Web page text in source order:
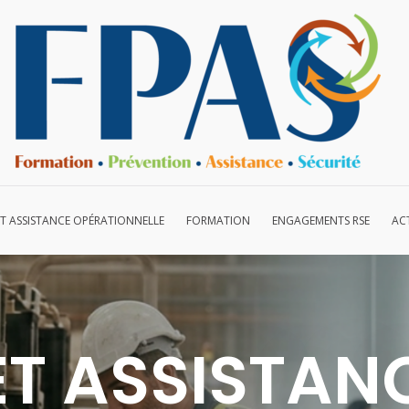
ASSISTANCE OPÉRATIONNELLE FORMATION ENGAGEMENTS RSE